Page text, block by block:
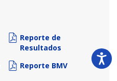
Reporte de
Resultados
Reporte BMV